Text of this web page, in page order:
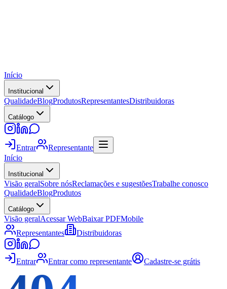
Início
Institucional
QualidadeBlogProdutosRepresentantesDistribuidoras
Catálogo
Entrar
Representante
Início
Institucional
Visão geralSobre nósReclamações e sugestõesTrabalhe conosco
QualidadeBlogProdutos
Catálogo
Visão geralAcessar WebBaixar PDFMobile
Representantes
Distribuidoras
Entrar Entrar como representante Cadastre-se grátis